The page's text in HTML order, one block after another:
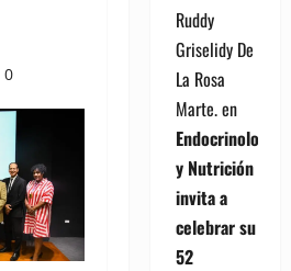
0
Ruddy
Griselidy De
La Rosa
Marte.en
Endocrinología
y Nutrición
invita a
celebrar su
52